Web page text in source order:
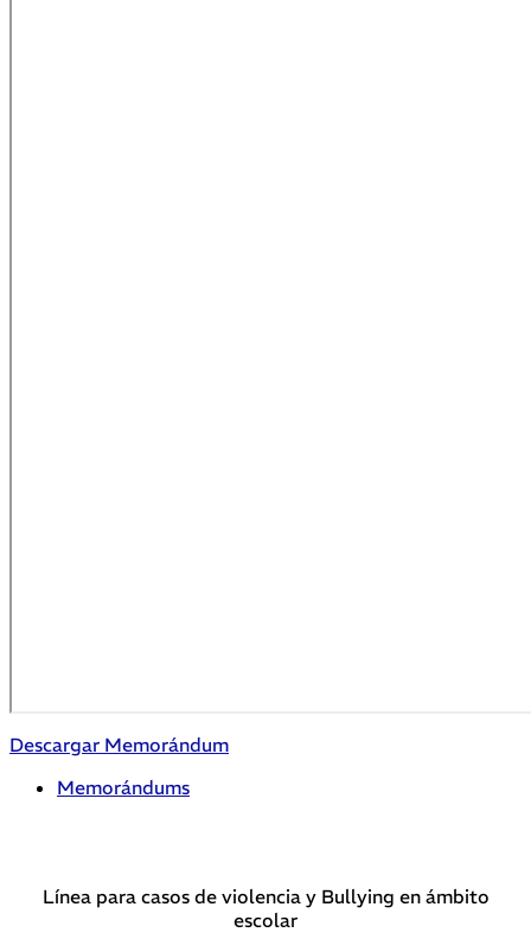
Descargar Memorándum
Memorándums
Línea para casos de violencia y Bullying en ámbito
escolar